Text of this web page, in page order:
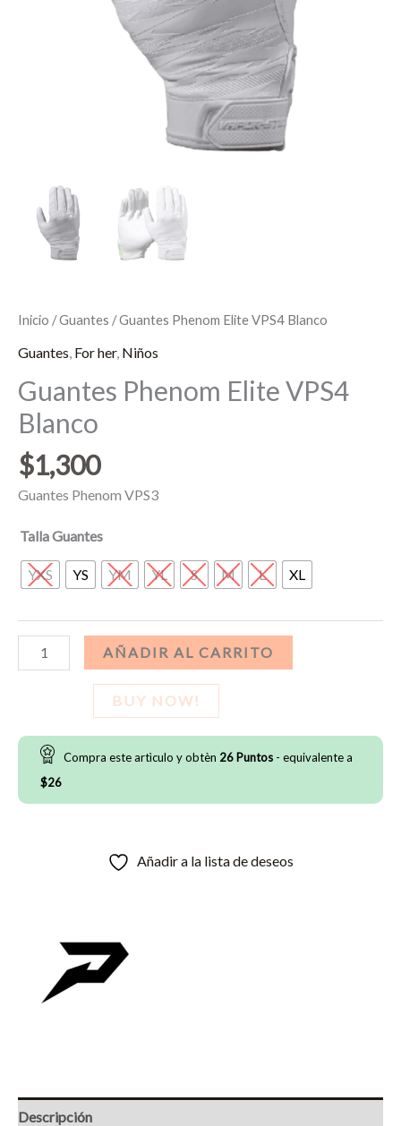
Inicio /Guantes / Guantes Phenom Elite VPS4 Blanco
Guantes For her, Niños
Guantes Phenom Elite VPS4
Blanco
$1,300
Guantes Phenom VPS3
Talla Guantes
YXS YS YM YL S M L XL
Guantes
Phenom
Blanco
AÑADIR AL CARRITO
BUY NOW!
Compra este artìculo y obtèn 26 Puntos - equivalente a
$26
Añadir a la lista de deseos
Descripción